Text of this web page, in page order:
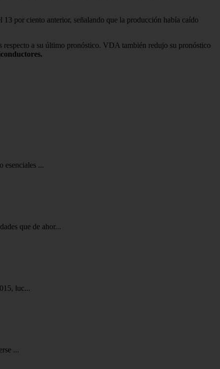
13 por ciento anterior, señalando que la producción había caído
a su último pronóstico. VDA también redujo su pronóstico
esenciales ...
que de ahor...
luc...
...